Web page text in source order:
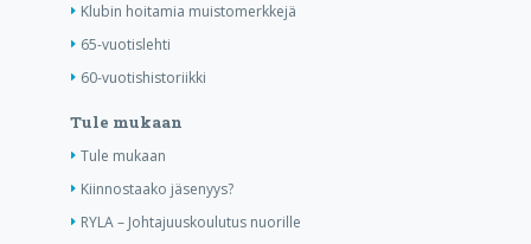
Klubin hoitamia muistomerkkejä
65-vuotislehti
60-vuotishistoriikki
Tule mukaan
Tule mukaan
Kiinnostaako jäsenyys?
RYLA – Johtajuuskoulutus nuorille